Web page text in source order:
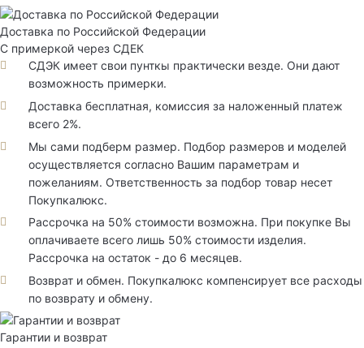
Доставка по Российской Федерации
С примеркой через СДЕК
СДЭК имеет свои пунткы практически везде. Они дают
возможность примерки.
Доставка бесплатная, комиссия за наложенный платеж
всего 2%.
Мы сами подберм размер. Подбор размеров и моделей
осуществляется согласно Вашим параметрам и
пожеланиям. Ответственность за подбор товар несет
Покупкалюкс.
Рассрочка на 50% стоимости возможна. При покупке Вы
оплачиваете всего лишь 50% стоимости изделия.
Рассрочка на остаток - до 6 месяцев.
Возврат и обмен. Покупкалюкс компенсирует все расходы
по возврату и обмену.
Гарантии и возврат